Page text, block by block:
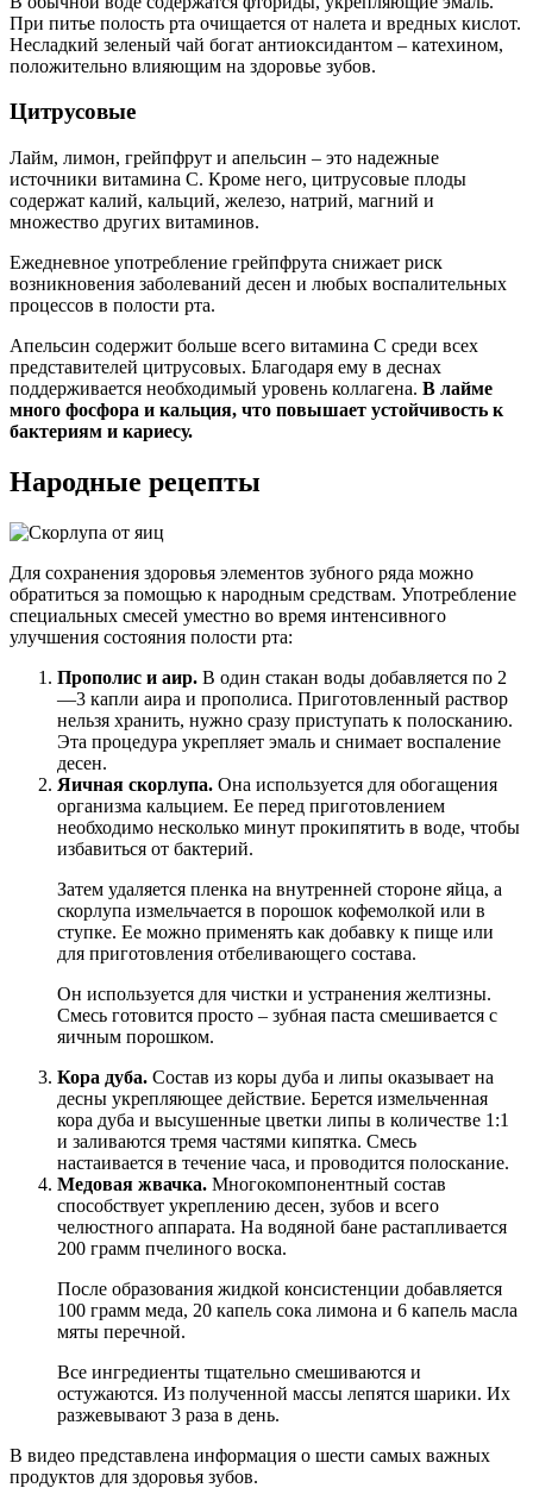
При питье полость рта очищается от налета и вредных кислот.
Несладкий зеленый чай богат антиоксидантом – катехином,
положительно влияющим на здоровье зубов.
Цитрусовые
Лайм, лимон, грейпфрут и апельсин – это надежные
источники витамина С. Кроме него, цитрусовые плоды
содержат калий, кальций, железо, натрий, магний и
множество других витаминов.
Ежедневное употребление грейпфрута снижает риск
возникновения заболеваний десен и любых воспалительных
процессов в полости рта.
Апельсин содержит больше всего витамина C среди всех
представителей цитрусовых. Благодаря ему в деснах
поддерживается необходимый уровень коллагена. В лайме
много фосфора и кальция, что повышает устойчивость к
бактериям и кариесу.
Народные рецепты
Для сохранения здоровья элементов зубного ряда можно
обратиться за помощью к народным средствам. Употребление
специальных смесей уместно во время интенсивного
улучшения состояния полости рта:
Прополис и аир. В один стакан воды добавляется по 2
—3 капли аира и прополиса. Приготовленный раствор
нельзя хранить, нужно сразу приступать к полосканию.
Эта процедура укрепляет эмаль и снимает воспаление
десен.
Яичная скорлупа. Она используется для обогащения
организма кальцием. Ее перед приготовлением
необходимо несколько минут прокипятить в воде, чтобы
избавиться от бактерий.
Затем удаляется пленка на внутренней стороне яйца, а
скорлупа измельчается в порошок кофемолкой или в
ступке. Ее можно применять как добавку к пище или
для приготовления отбеливающего состава.
Он используется для чистки и устранения желтизны.
Смесь готовится просто – зубная паста смешивается с
яичным порошком.
Кора дуба. Состав из коры дуба и липы оказывает на
десны укрепляющее действие. Берется измельченная
кора дуба и высушенные цветки липы в количестве 1:1
и заливаются тремя частями кипятка. Смесь
настаивается в течение часа, и проводится полоскание.
Медовая жвачка. Многокомпонентный состав
способствует укреплению десен, зубов и всего
челюстного аппарата. На водяной бане растапливается
200 грамм пчелиного воска.
После образования жидкой консистенции добавляется
100 грамм меда, 20 капель сока лимона и 6 капель масла
мяты перечной.
Все ингредиенты тщательно смешиваются и
остужаются. Из полученной массы лепятся шарики. Их
разжевывают 3 раза в день.
В видео представлена информация о шести самых важных
продуктов для здоровья зубов.